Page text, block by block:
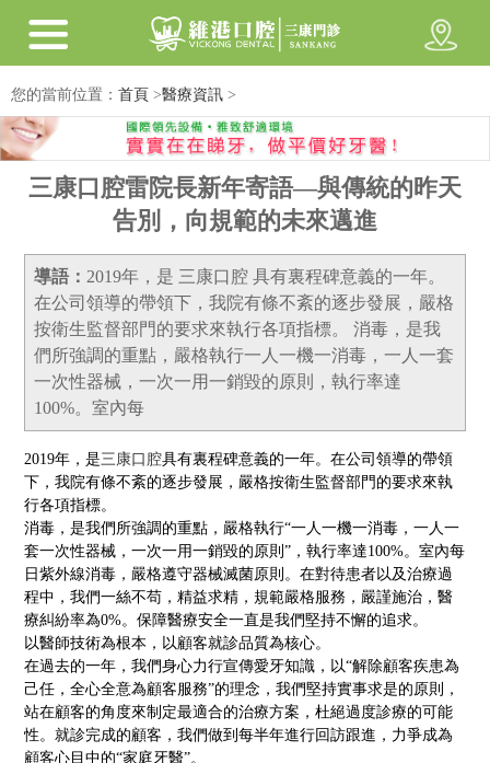
您的當前位置： 首頁 >醫療資訊 >
三康口腔雷院長新年寄語—與傳統的昨天
告別，向規範的未來邁進
導語： 2019年，是 三康口腔 具有裏程碑意義的一年。
在公司領導的帶領下，我院有條不紊的逐步發展，嚴格
按衛生監督部門的要求來執行各項指標。 消毒，是我
們所強調的重點，嚴格執行一人一機一消毒，一人一套
一次性器械，一次一用一銷毀的原則，執行率達
100%。室內每
2019年，是三康口腔具有裏程碑意義的一年。在公司領導的帶領
下，我院有條不紊的逐步發展，嚴格按衛生監督部門的要求來執
行各項指標。
消毒，是我們所強調的重點，嚴格執行“一人一機一消毒，一人一
套一次性器械，一次一用一銷毀的原則”，執行率達100%。室內每
日紫外線消毒，嚴格遵守器械滅菌原則。在對待患者以及治療過
程中，我們一絲不苟，精益求精，規範嚴格服務，嚴謹施治，醫
療糾紛率為0%。保障醫療安全一直是我們堅持不懈的追求。
以醫師技術為根本，以顧客就診品質為核心。
在過去的一年，我們身心力行宣傳愛牙知識，以“解除顧客疾患為
己任，全心全意為顧客服務”的理念，我們堅持實事求是的原則，
站在顧客的角度來制定最適合的治療方案，杜絕過度診療的可能
性。就診完成的顧客，我們做到每半年進行回訪跟進，力爭成為
顧客心目中的“家庭牙醫”。